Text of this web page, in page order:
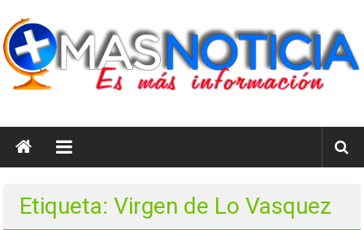
contenido
Es
Etiqueta: Virgen de Lo Vasquez